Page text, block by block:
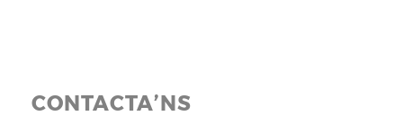
CONTACTA’NS